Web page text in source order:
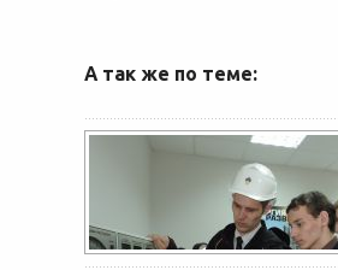
А так же по теме: